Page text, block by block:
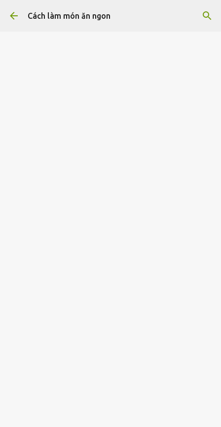
Chuyển đến nội dung chính
Cách làm món ăn ngon